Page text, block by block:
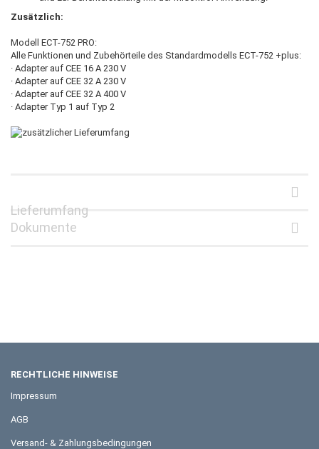
Zusätzlich:
Modell ECT-752 PRO:
Alle Funktionen und Zubehörteile des Standardmodells ECT-752 +plus:
· Adapter auf CEE 16 A 230 V
· Adapter auf CEE 32 A 230 V
· Adapter auf CEE 32 A 400 V
· Adapter Typ 1 auf Typ 2
Lieferumfang
Dokumente
RECHTLICHE HINWEISE
Impressum
AGB
Versand- & Zahlungsbedingungen